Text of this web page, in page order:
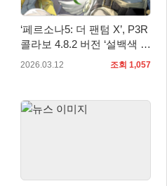
‘페르소나5: 더 팬텀 X’, P3R
콜라보 4.8.2 버전 ‘설백색 충
견의 포효’ 3월 12일 업데이
2026.03.12 조회 1,057